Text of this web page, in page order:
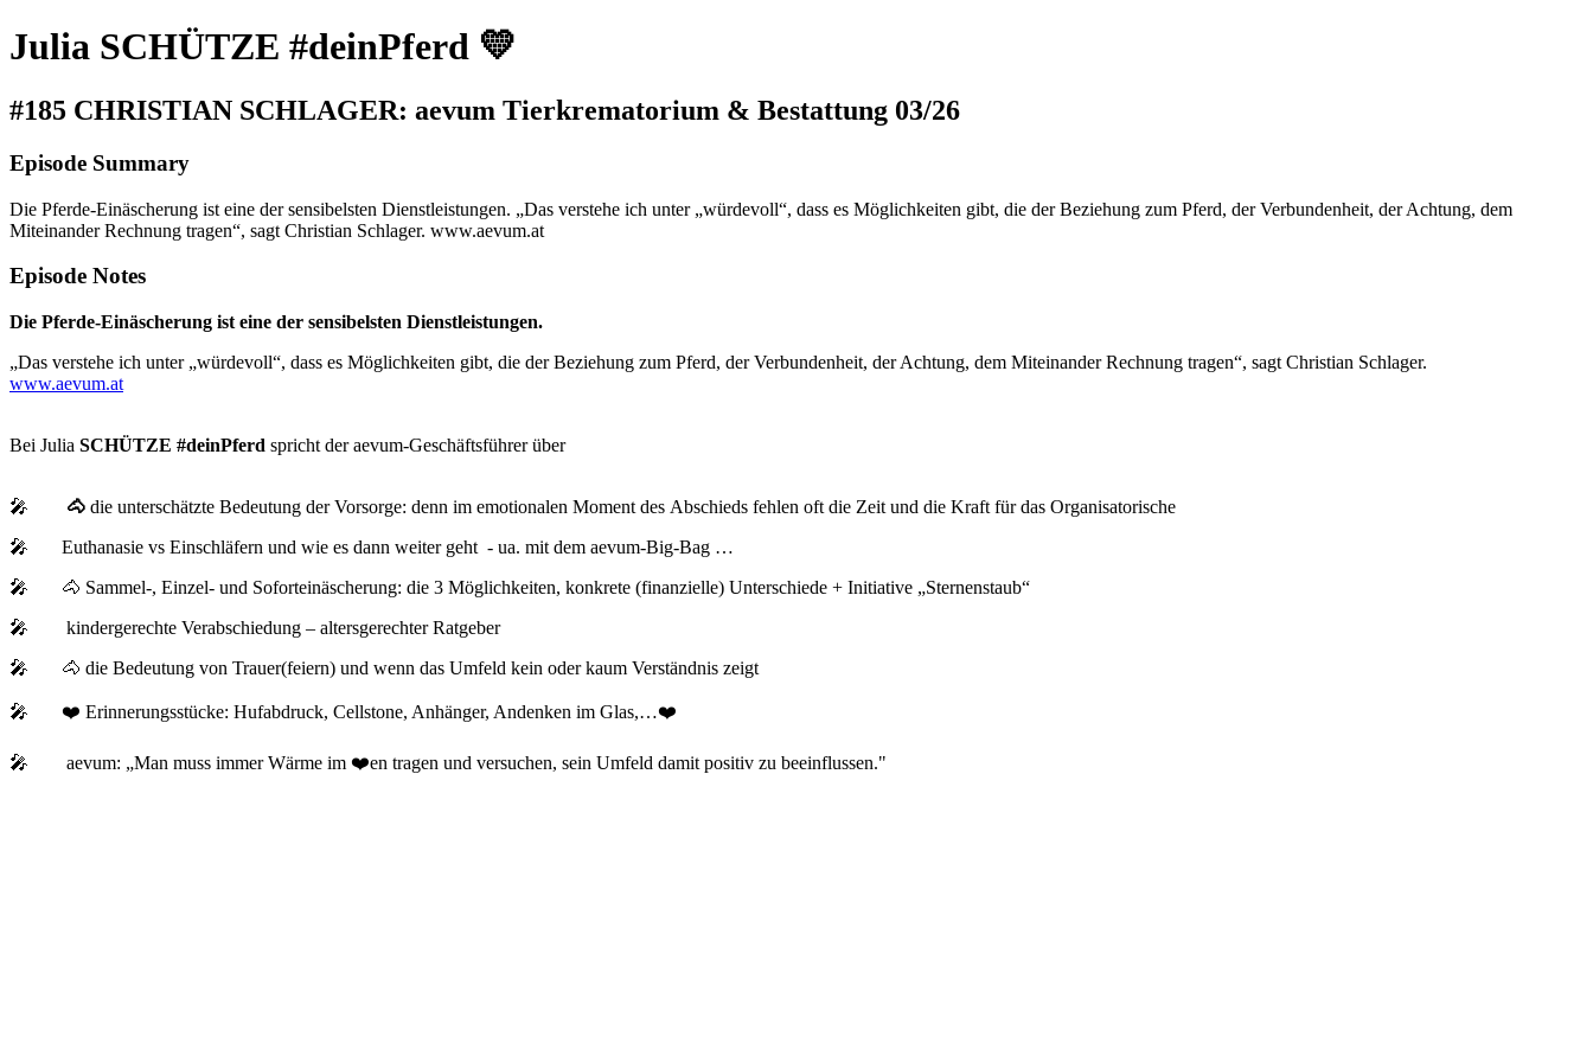
Julia SCHÜTZE #deinPferd 💛
#185 CHRISTIAN SCHLAGER: aevum Tierkrematorium & Bestattung 03/26
Episode Summary
Die Pferde-Einäscherung ist eine der sensibelsten Dienstleistungen. „Das verstehe ich unter „würdevoll“, dass es Möglichkeiten gibt, die der Beziehung zum Pferd, der Verbundenheit, der Achtung, dem
Miteinander Rechnung tragen“, sagt Christian Schlager. www.aevum.at
Episode Notes
Die Pferde-Einäscherung ist eine der sensibelsten Dienstleistungen.
„Das verstehe ich unter „würdevoll“, dass es Möglichkeiten gibt, die der Beziehung zum Pferd, der Verbundenheit, der Achtung, dem Miteinander Rechnung tragen“, sagt Christian Schlager.
www.aevum.at
Bei Julia SCHÜTZE #deinPferd spricht der aevum-Geschäftsführer über
🎤 🐴 die unterschätzte Bedeutung der Vorsorge: denn im emotionalen Moment des Abschieds fehlen oft die Zeit und die Kraft für das Organisatorische
🎤 Euthanasie vs Einschläfern und wie es dann weiter geht - ua. mit dem aevum-Big-Bag …
🎤 🐴 Sammel-, Einzel- und Soforteinäscherung: die 3 Möglichkeiten, konkrete (finanzielle) Unterschiede + Initiative „Sternenstaub“
🎤 kindergerechte Verabschiedung – altersgerechter Ratgeber
🎤 🐴 die Bedeutung von Trauer(feiern) und wenn das Umfeld kein oder kaum Verständnis zeigt
🎤 ❤️ Erinnerungsstücke: Hufabdruck, Cellstone, Anhänger, Andenken im Glas,…❤️
🎤 aevum: „Man muss immer Wärme im ❤️en tragen und versuchen, sein Umfeld damit positiv zu beeinflussen."